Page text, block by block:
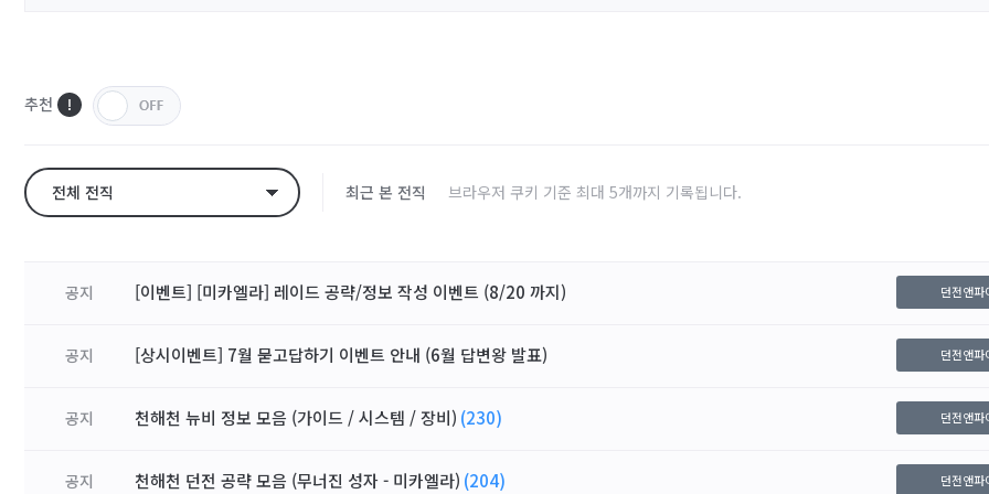
추천
전체 전직 최근 본 전직 브라우저 쿠키 기준 최대 5개까지 기록됩니다.
공지 [이벤트] [미카엘라] 레이드 공략/정보 작성 이벤트 (8/20 까지) 던전앤파
공지 [상시이벤트] 7월 묻고답하기 이벤트 안내 (6월 답변왕 발표) 던전앤파
공지 천해천 뉴비 정보 모음 (가이드 / 시스템 / 장비) (230) 던전앤파
공지 천해천 던전 공략 모음 (무너진 성자 - 미카엘라) (204) 던전앤파